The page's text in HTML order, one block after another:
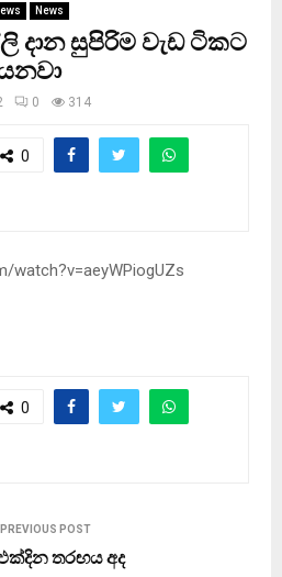
News
දාන සුපිරිම වැඩ ටිකට
0 314
0
watch?v=aeyWPiogUZs
0
PREVIOUS POST
තරඟය අද